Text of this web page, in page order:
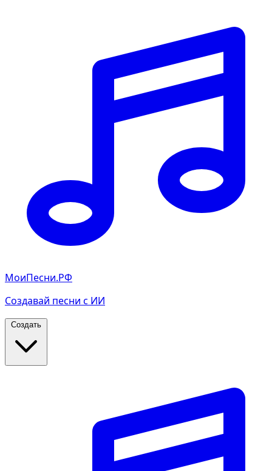
МоиПесни.РФ
Создавай песни с ИИ
Создать